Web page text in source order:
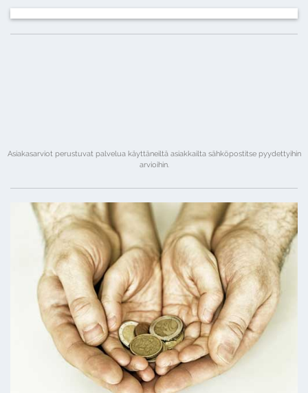
Asiakasarviot perustuvat palvelua käyttäneiltä asiakkailta sähköpostitse pyydettyihin
arvioihin.